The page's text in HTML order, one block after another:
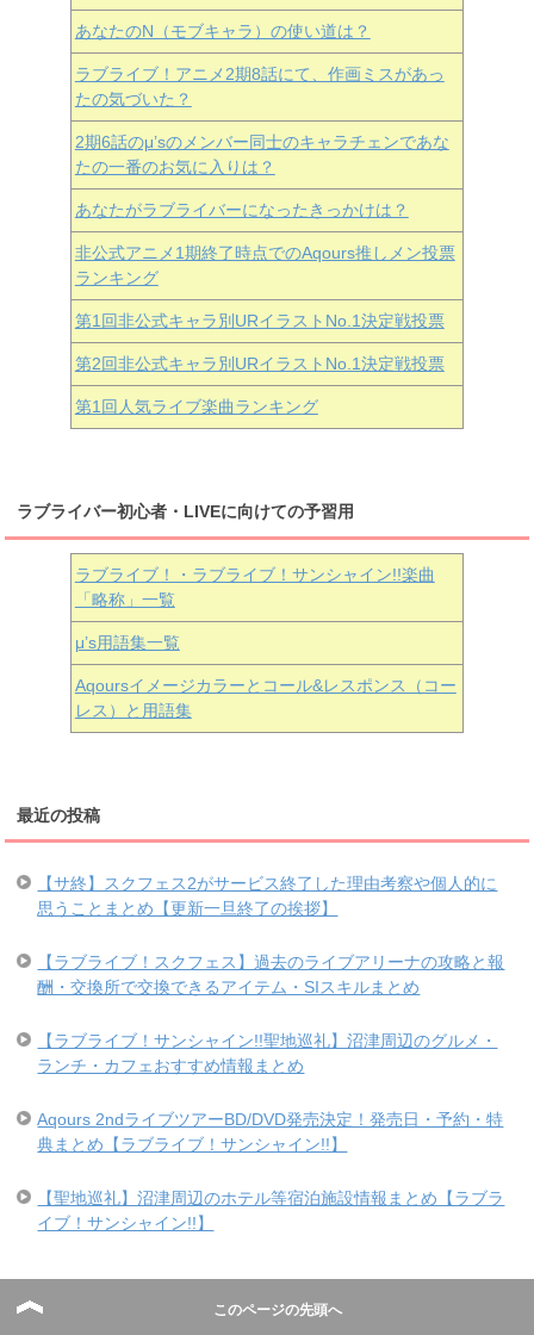
あなたのN（モブキャラ）の使い道は？
ラブライブ！アニメ2期8話にて、作画ミスがあっ
たの気づいた？
2期6話のμ’sのメンバー同士のキャラチェンであな
たの一番のお気に入りは？
あなたがラブライバーになったきっかけは？
非公式アニメ1期終了時点でのAqours推しメン投票
ランキング
第1回非公式キャラ別URイラストNo.1決定戦投票
第2回非公式キャラ別URイラストNo.1決定戦投票
第1回人気ライブ楽曲ランキング
ラブライバー初心者・LIVEに向けての予習用
ラブライブ！・ラブライブ！サンシャイン!!楽曲
「略称」一覧
μ’s用語集一覧
Aqoursイメージカラーとコール&レスポンス（コー
レス）と用語集
最近の投稿
【サ終】スクフェス2がサービス終了した理由考察や個人的に
思うことまとめ【更新一旦終了の挨拶】
【ラブライブ！スクフェス】過去のライブアリーナの攻略と報
酬・交換所で交換できるアイテム・SIスキルまとめ
【ラブライブ！サンシャイン!!聖地巡礼】沼津周辺のグルメ・
ランチ・カフェおすすめ情報まとめ
Aqours 2ndライブツアーBD/DVD発売決定！発売日・予約・特
典まとめ【ラブライブ！サンシャイン!!】
【聖地巡礼】沼津周辺のホテル等宿泊施設情報まとめ【ラブラ
イブ！サンシャイン!!】
最新コメント このページの先頭へ